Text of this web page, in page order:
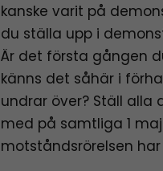
kanske varit på
du ställa upp i
Är det första gången
känns det såhär i
undrar över? Ställ alla
med på samtliga 1
motståndsrörelsen